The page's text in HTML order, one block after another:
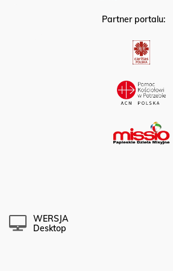
Partner portalu:
WERSJA
Desktop